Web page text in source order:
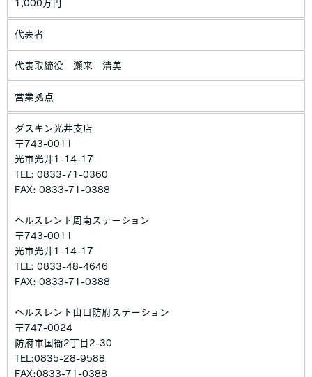
ご本人の照会
お客さまがご本人の個人情報の照会・修正・削除などをご希望さ
れる場合には、ご本人であることを確認の上、対応させていただ
きます。
法令、規範の遵守と見直し
他規範を遵守するとともに、本ポリシーの内容を適宜見直し、そ
1,000万円
代表者
代表取締役 瀬来 清美
営業拠点
ダスキン光井支店
〒743-0011
光市光井1-14-17
TEL: 0833-71-0360
FAX: 0833-71-0388
ヘルスレント周南ステーション
〒743-0011
光市光井1-14-17
TEL: 0833-48-4646
FAX: 0833-71-0388
ヘルスレント山口防府ステーション
〒747-0024
防府市国衙2丁目2-30
TEL:0835-28-9588
FAX:0833-71-0388